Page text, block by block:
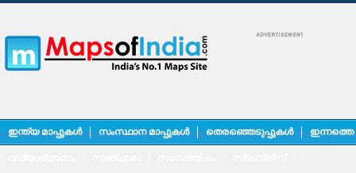
ഇന്ത്യ മാപ്പുകൾ സംസ്ഥാന മാപ്പുകൾ തെരഞ്ഞെടുപ്പുകൾ